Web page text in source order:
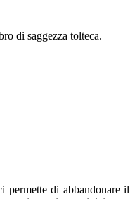
di saggezza tolteca.
permette di abbandonare il